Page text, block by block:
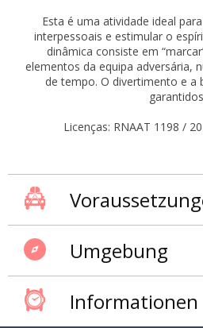
Esta é uma atividade ideal
interpessoais e estimular o
dinâmica consiste em
elementos da equipa adversária,
de tempo. O divertimento e a
Licenças: RNAAT 1198 /
Umgebung
Informationen